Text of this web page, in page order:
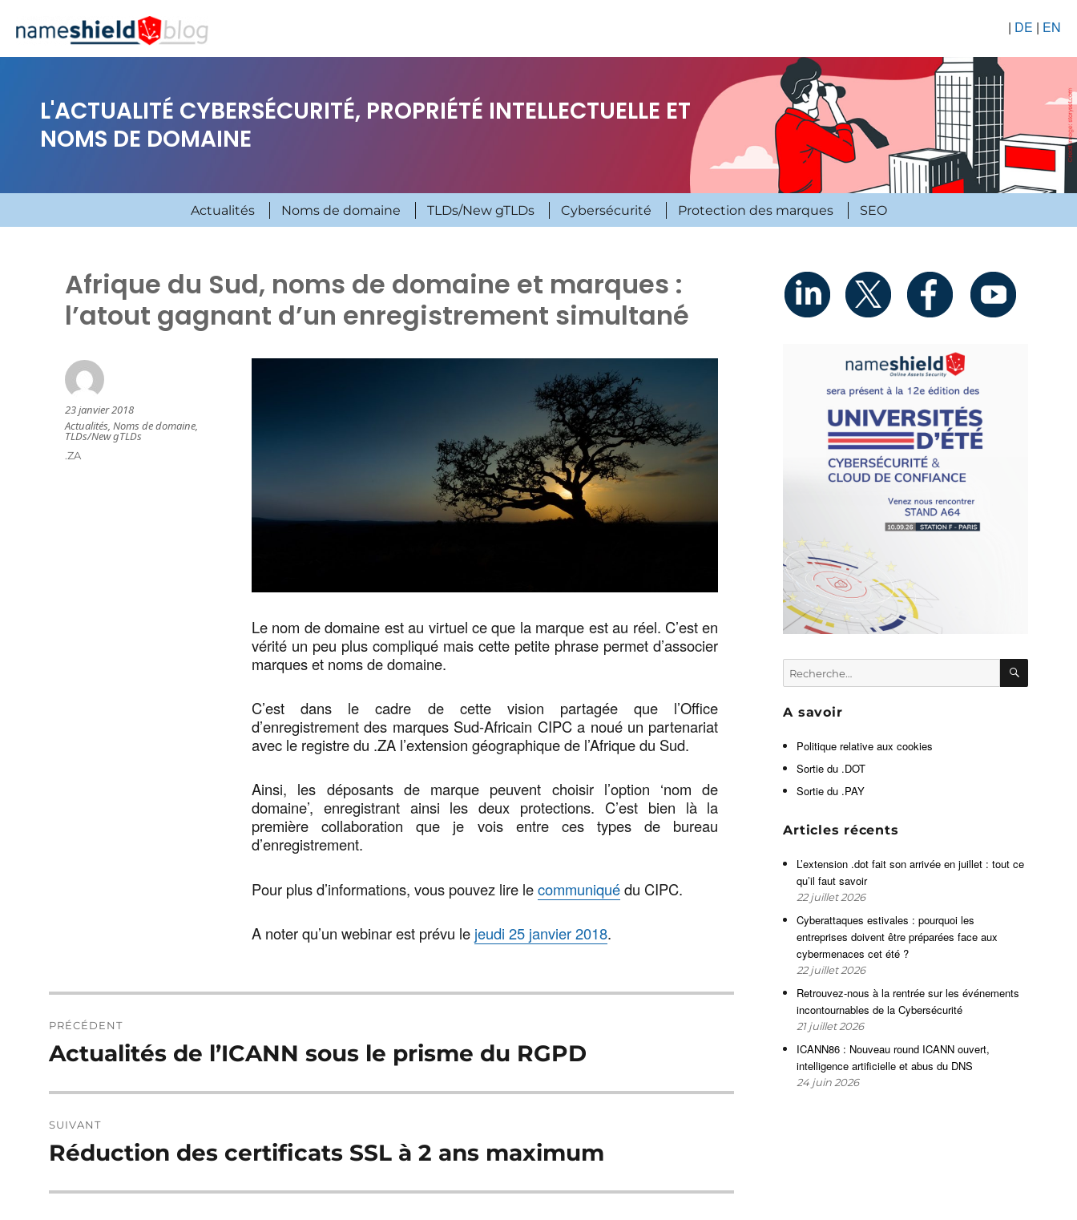
| DE | EN
L'ACTUALITÉ CYBERSÉCURITÉ, PROPRIÉTÉ INTELLECTUELLE ET
NOMS DE DOMAINE
Actualités Noms de domaine TLDs/New gTLDs Cybersécurité Protection des marques SEO
Afrique du Sud, noms de domaine et marques :
l’atout gagnant d’un enregistrement simultané
Le nom de domaine est au virtuel ce que la marque est au réel. C’est en
vérité un peu plus compliqué mais cette petite phrase permet d’associer
marques et noms de domaine.
C’est dans le cadre de cette vision partagée que l’Office
d’enregistrement des marques Sud-Africain CIPC a noué un partenariat
avec le registre du .ZA l’extension géographique de l’Afrique du Sud.
Ainsi, les déposants de marque peuvent choisir l’option ‘nom de
domaine’, enregistrant ainsi les deux protections. C’est bien là la
première collaboration que je vois entre ces types de bureau
d’enregistrement.
Pour plus d’informations, vous pouvez lire lecommuniquédu CIPC.
A noter qu’un webinar est prévu le jeudi 25 janvier 2018.
Auteur
Publié
23 janvier 2018
Catégories
Actualités ,Noms de domaine
TLDs/New gTLDs
Étiquettes
.ZA
de
PRÉCÉDENT
Publication
Actualités de l’ICANN sous le prisme du RGPD
SUIVANT
Publication
Réduction des certificats SSL à 2 ans maximum
Recherche
pour :
A savoir
Politique relative aux cookies
Sortie du .DOT
Sortie du .PAY
Articles récents
L’extension .dot fait son arrivée en juillet : tout ce
qu’il faut savoir
22 juillet 2026
Cyberattaques estivales : pourquoi les
entreprises doivent être préparées face aux
cybermenaces cet été ?
22 juillet 2026
Retrouvez-nous à la rentrée sur les événements
incontournables de la Cybersécurité
21 juillet 2026
ICANN86 : Nouveau round ICANN ouvert,
intelligence artificielle et abus du DNS
24 juin 2026